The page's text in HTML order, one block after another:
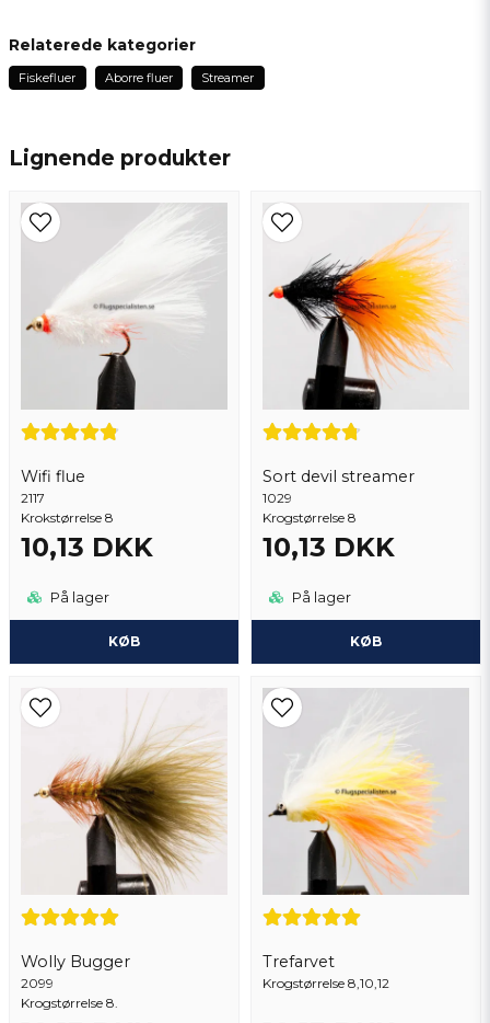
Lignende produkter
Wifi flue
2117
Krokstørrelse 8
10,13 DKK
På lager
KØB
Sort devil streamer
1029
Krogstørrelse 8
10,13 DKK
På lager
KØB
Wolly Bugger
2099
Krogstørrelse 8.
Trefarvet
Krogstørrelse 8,10,12
Spørg os om noget om dette produkt...
Navn
email
Email adresse
Ja, du kan offentliggøre mit spørgsmål
Send spørgsmål
Relaterede kategorier
Fiskefluer Aborre fluer Streamer